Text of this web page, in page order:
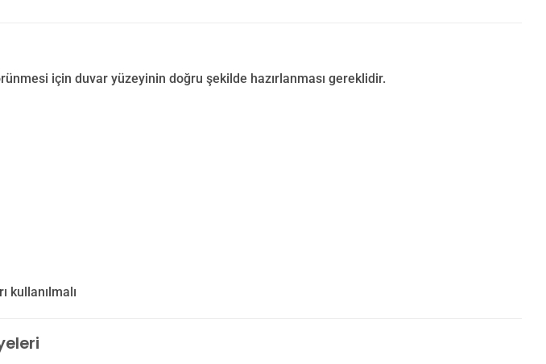
için duvar yüzeyinin doğru şekilde hazırlanması gereklidir.
kullanılmalı